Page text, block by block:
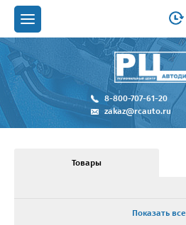
8-800-707-61-20
zakaz@rcauto.ru
Товары
Показать все